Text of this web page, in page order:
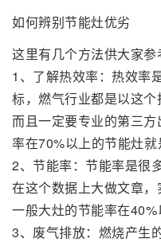
如何辨别节能灶优劣
这里有几个方法供大家参
1、了解热效率：热效率
标，燃气行业都是以这个
而且一定要专业的第三
率在70%以上的节能灶就
2、节能率：节能率是很
在这个数据上大做文章，
一般大灶的节能率在40%
3、废气排放：燃烧产生